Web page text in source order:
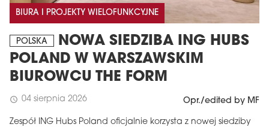
BIURA I PROJEKTY WIELOFUNKCYJNE
POLSKA
NOWA SIEDZIBA ING HUBS
POLAND W WARSZAWSKIM
BIUROWCU THE FORM
schedule 04 sierpnia 2026 Opr./edited by MF
Zespół ING Hubs Poland oficjalnie korzysta z nowej siedziby